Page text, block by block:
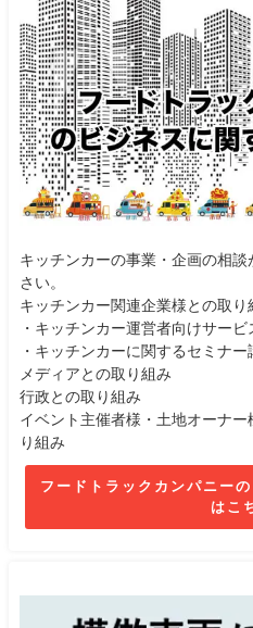
キッチンカーの事業・企画の相
さい。
キッチンカー関連企業様との取り
・キッチンカー運営者向けサービ
・キッチンカーに関するセミナー
メディアとの取り組み
行政との取り組み
イベント主催者様・土地オーナ
り組み
フードトラックカンパニー
はこ